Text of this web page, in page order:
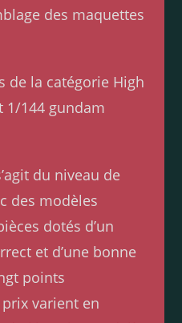
des maquettes
de la catégorie High
1/144 gundam
du niveau de
des modèles
dotés d’un
et d’une bonne
points
varient en